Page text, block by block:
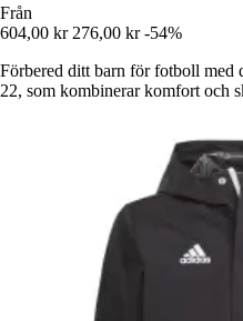
Från
604,00 kr 276,00 kr -54%
Förbered ditt barn för fotboll med
22, som kombinerar komfort och